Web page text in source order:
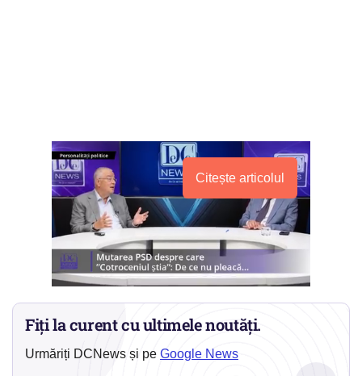
Citește articolul
Fiți la curent cu ultimele noutăți.
Urmăriți DCNews și pe Google News